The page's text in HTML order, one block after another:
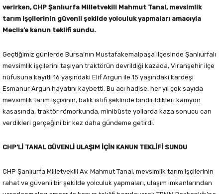
verirken, CHP Şanlıurfa Milletvekili Mahmut Tanal, mevsimlik
tarım işçilerinin güvenli şekilde yolculuk yapmaları amacıyla
Meclis’e kanun teklifi sundu.
Geçtiğimiz günlerde Bursa’nın Mustafakemalpaşa ilçesinde Şanlıurfalı
mevsimlik işçilerini taşıyan traktörün devrildiği kazada, Viranşehir ilçe
nüfusuna kayıtlı 16 yaşındaki Elif Argun ile 15 yaşındaki kardeşi
Esmanur Argun hayatını kaybetti. Bu acı hadise, her yıl çok sayıda
mevsimlik tarım işçisinin, balık istifi şeklinde bindirildikleri kamyon
kasasında, traktör römorkunda, minibüste yollarda kaza sonucu can
verdikleri gerçeğini bir kez daha gündeme getirdi.
CHP’Lİ TANAL GÜVENLİ ULAŞIM İÇİN KANUN TEKLİFİ SUNDU
CHP Şanlıurfa Milletvekili Av. Mahmut Tanal, mevsimlik tarım işçilerinin
rahat ve güvenli bir şekilde yolculuk yapmaları, ulaşım imkanlarından